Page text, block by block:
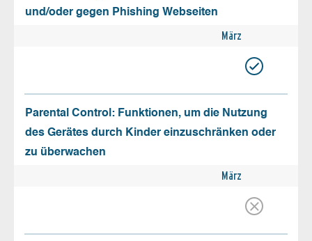
und/oder gegen Phishing Webseiten
März
Parental Control: Funktionen, um die Nutzung
des Gerätes durch Kinder einzuschränken oder
zu überwachen
März